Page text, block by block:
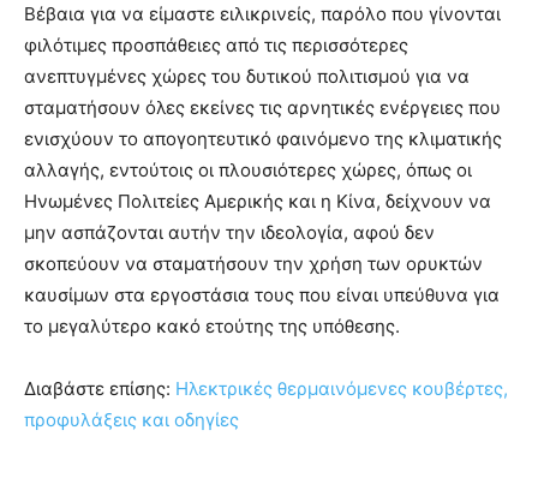
Βέβαια για να είμαστε ειλικρινείς, παρόλο που γίνονται
φιλότιμες προσπάθειες από τις περισσότερες
ανεπτυγμένες χώρες του δυτικού πολιτισμού για να
σταματήσουν όλες εκείνες τις αρνητικές ενέργειες που
ενισχύουν το απογοητευτικό φαινόμενο της κλιματικής
αλλαγής, εντούτοις οι πλουσιότερες χώρες, όπως οι
Ηνωμένες Πολιτείες Αμερικής και η Κίνα, δείχνουν να
μην ασπάζονται αυτήν την ιδεολογία, αφού δεν
σκοπεύουν να σταματήσουν την χρήση των ορυκτών
καυσίμων στα εργοστάσια τους που είναι υπεύθυνα για
το μεγαλύτερο κακό ετούτης της υπόθεσης.
Διαβάστε επίσης: Ηλεκτρικές θερμαινόμενες κουβέρτες,
προφυλάξεις και οδηγίες